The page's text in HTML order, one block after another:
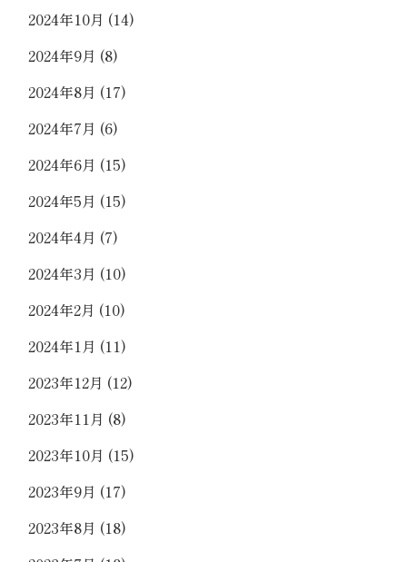
2024年10月 (14)
2024年9月 (8)
2024年8月 (17)
2024年7月 (6)
2024年6月 (15)
2024年5月 (15)
2024年4月 (7)
2024年3月 (10)
2024年2月 (10)
2024年1月 (11)
2023年12月 (12)
2023年11月 (8)
2023年10月 (15)
2023年9月 (17)
2023年8月 (18)